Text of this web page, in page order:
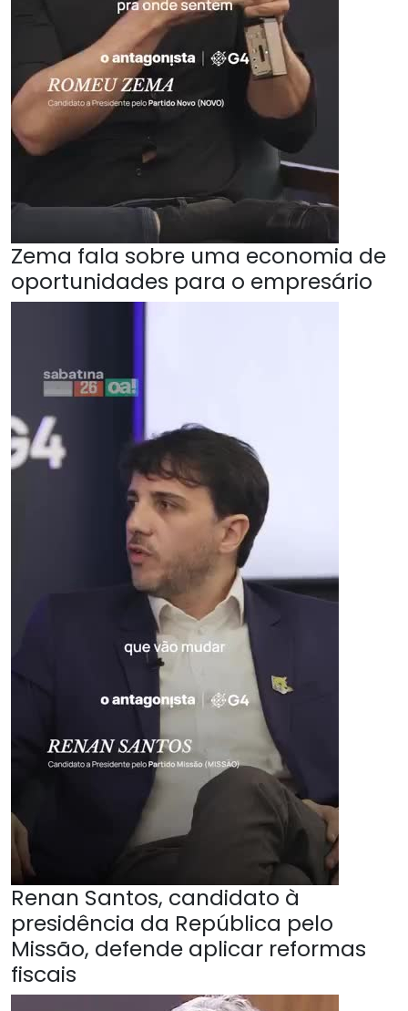
Zema fala sobre uma economia de
oportunidades para o empresário
Renan Santos, candidato à
presidência da República pelo
Missão, defende aplicar reformas
fiscais